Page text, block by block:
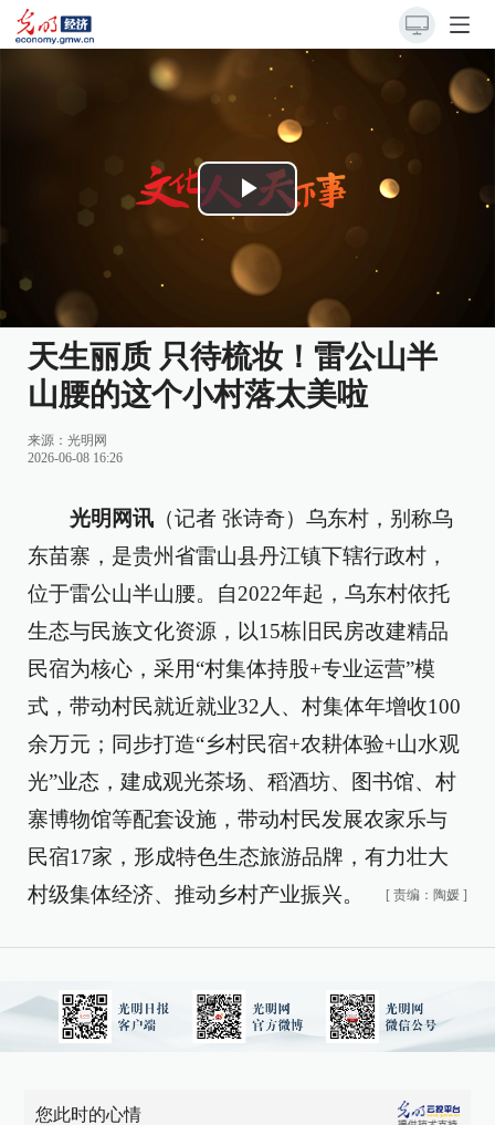
Play
Video
天生丽质 只待梳妆！雷公山半
山腰的这个小村落太美啦
来源： 光明网
2026-06-08 16:26
光明网讯 （记者 张诗奇）乌东村，别称乌
东苗寨，是贵州省雷山县丹江镇下辖行政村，
位于雷公山半山腰。自2022年起，乌东村依托
生态与民族文化资源，以15栋旧民房改建精品
民宿为核心，采用“村集体持股+专业运营”模
式，带动村民就近就业32人、村集体年增收100
余万元；同步打造“乡村民宿+农耕体验+山水观
光”业态，建成观光茶场、稻酒坊、图书馆、村
寨博物馆等配套设施，带动村民发展农家乐与
民宿17家，形成特色生态旅游品牌，有力壮大
村级集体经济、推动乡村产业振兴。
[ 责编：陶媛 ]
您此时的心情